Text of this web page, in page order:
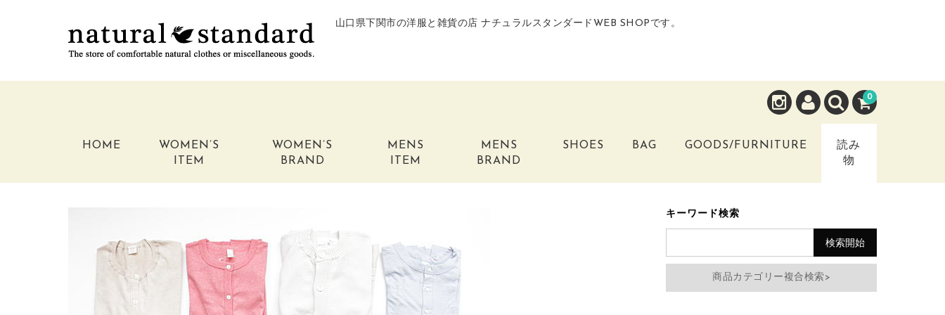
山口県下関市の洋服と雑貨の店 ナチュラルスタンダードWEB SHOPです。
0
HOME
WOMEN’S
ITEM
WOMEN’S
BRAND
MENS
ITEM
MENS
BRAND
SHOES BAG GOODS/FURNITURE
読み
物
キーワード検索
商品カテゴリー複合検索>